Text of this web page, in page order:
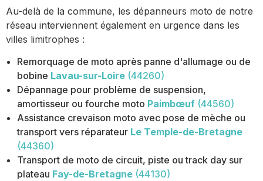
Au-delà de la commune, les dépanneurs moto de notre
réseau interviennent également en urgence dans les
villes limitrophes :
Remorquage de moto après panne d'allumage ou de
bobine Lavau-sur-Loire (44260)
Dépannage pour problème de suspension,
amortisseur ou fourche moto Paimbœuf (44560)
Assistance crevaison moto avec pose de mèche ou
transport vers réparateur Le Temple-de-Bretagne
(44360)
Transport de moto de circuit, piste ou track day sur
plateau Fay-de-Bretagne (44130)